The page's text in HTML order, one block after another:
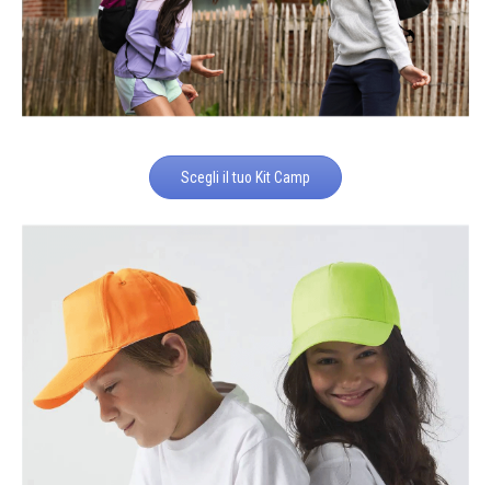
Scegli il tuo Kit Camp